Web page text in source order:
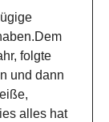
folgte
und dann
alles hat